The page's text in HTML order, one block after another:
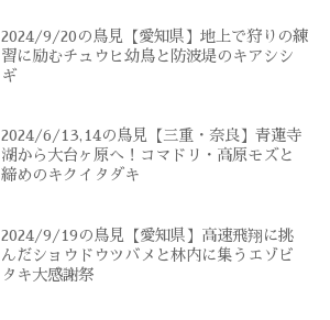
2024/9/20の鳥見【愛知県】地上で狩りの練
習に励むチュウヒ幼鳥と防波堤のキアシシ
ギ
2024/6/13,14の鳥見【三重・奈良】青蓮寺
湖から大台ヶ原へ！コマドリ・高原モズと
締めのキクイタダキ
2024/9/19の鳥見【愛知県】高速飛翔に挑
んだショウドウツバメと林内に集うエゾビ
タキ大感謝祭